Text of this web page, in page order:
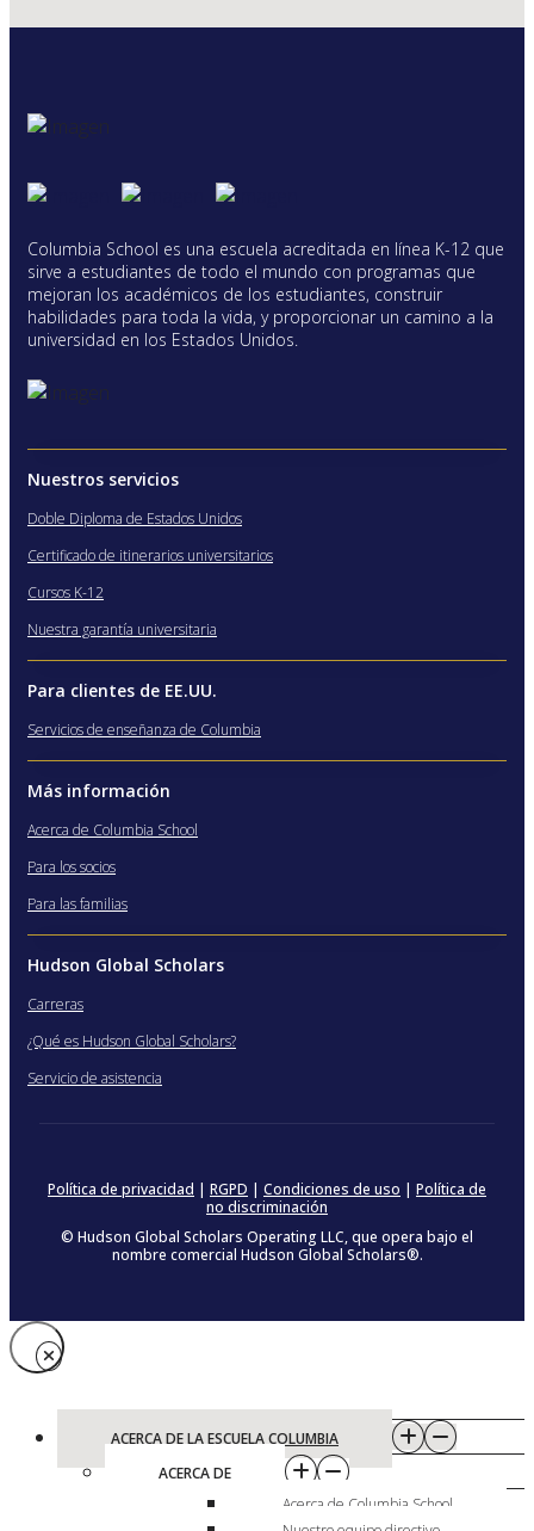
Columbia School es una escuela acreditada en línea K-12 que
sirve a estudiantes de todo el mundo con programas que
mejoran los académicos de los estudiantes, construir
habilidades para toda la vida, y proporcionar un camino a la
universidad en los Estados Unidos.
Nuestros servicios
Doble Diploma de Estados Unidos
Certificado de itinerarios universitarios
Cursos K-12
Nuestra garantía universitaria
Para clientes de EE.UU.
Servicios de enseñanza de Columbia
Más información
Acerca de Columbia School
Para los socios
Para las familias
Hudson Global Scholars
Carreras
¿Qué es Hudson Global Scholars?
Servicio de asistencia
Política de privacidad | RGPD | Condiciones de uso | Política de
no discriminación
© Hudson Global Scholars Operating LLC, que opera bajo el
nombre comercial Hudson Global Scholars®.
ACERCA DE LA ESCUELA COLUMBIA
ACERCA DE
Acerca de Columbia School